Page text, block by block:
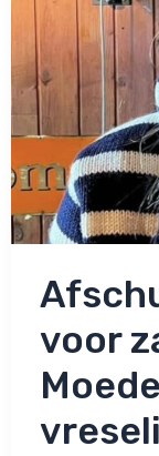
voor